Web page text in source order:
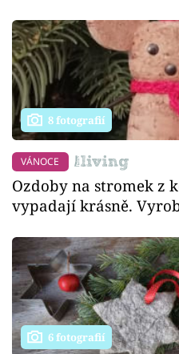
8 fotografií
VÁNOCE
Ozdoby na stromek z
vypadají krásně.
6 fotografií